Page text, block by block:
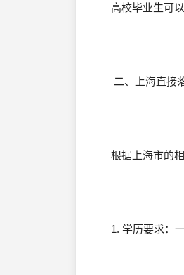
高校毕业生可
二、上海直接
根据上海市的
1. 学历要求：